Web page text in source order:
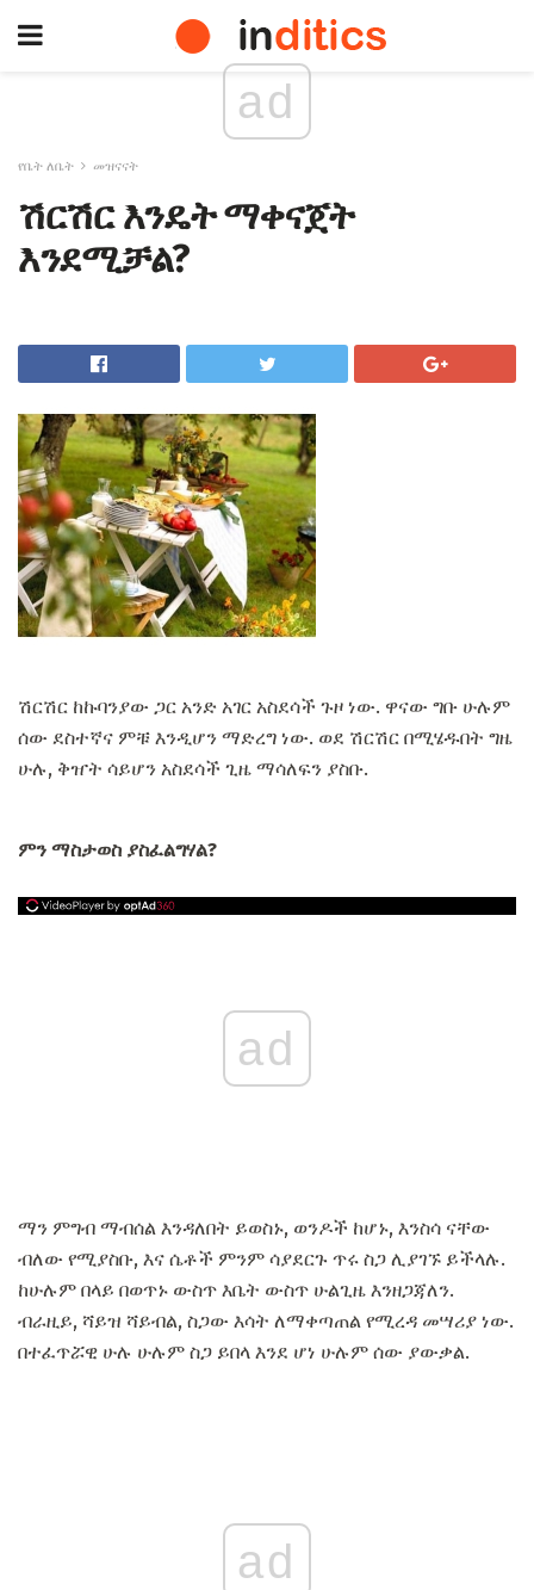
ad
የቤት ለቤት መዝናናት
ሽርሽር እንዴት ማቀናጀት
እንደሚቻል?
ሽርሽር ከኩባንያው ጋር አንድ አገር አስደሳች ጉዞ ነው. ዋናው ግቡ ሁሉም
ሰው ደስተኛና ምቹ እንዲሆን ማድረግ ነው. ወደ ሽርሽር በሚሄዱበት ግዜ
ሁሉ, ቅዠት ሳይሆን አስደሳች ጊዜ ማሳለፍን ያስቡ.
ምን ማስታወስ ያስፈልግሃል?
ad
ማን ምግብ ማብሰል እንዳለበት ይወስኑ, ወንዶች ከሆኑ, እንስሳ ናቸው
ብለው የሚያስቡ, እና ሴቶች ምንም ሳያደርጉ ጥሩ ስጋ ሊያገኙ ይችላሉ.
ከሁሉም በላይ በወጥኑ ውስጥ እቤት ውስጥ ሁልጊዜ እንዘጋጃለን.
ብራዚይ, ሻይዝ ሻይብል, ስጋው እሳት ለማቀጣጠል የሚረዳ መሣሪያ ነው.
በተፈጥሯዊ ሁሉ ሁሉም ስጋ ይበላ እንደ ሆነ ሁሉም ሰው ያውቃል.
ad